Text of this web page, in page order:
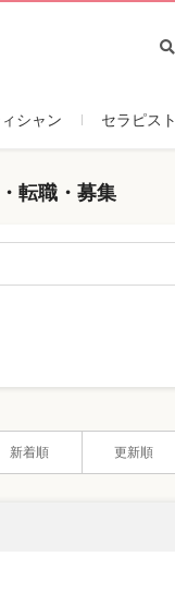
シャン セラピスト
転職・募集
新着順 更新順